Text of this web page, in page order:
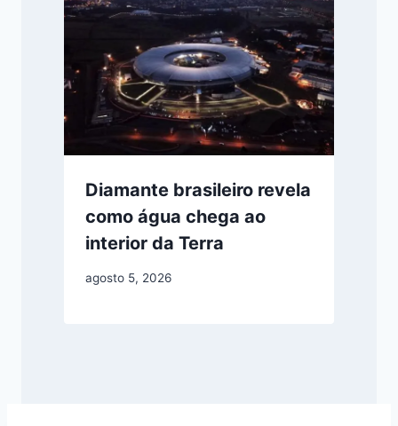
Diamante brasileiro revela
como água chega ao
interior da Terra
agosto 5, 2026